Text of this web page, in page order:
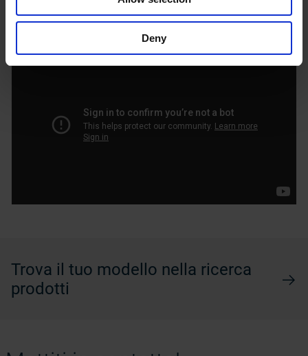
Deny
Trova il tuo modello nella ricerca
prodotti